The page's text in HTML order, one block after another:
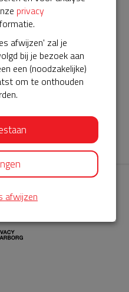
door de Hartstichting en
is AED360-ProCardio
en ontzorgen zij jou de
is gespecialiseerd in de
van Philips AED’s.
privacy
afwijzen' zal je
bij je bezoek aan
een (noodzakelijke)
om te onthouden
afwijzen